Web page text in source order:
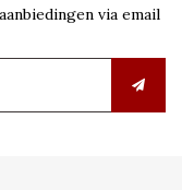
via email